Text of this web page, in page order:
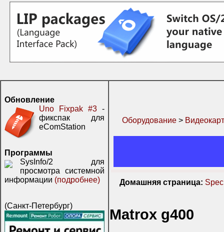
Обновление
Uno Fixpak #3 -
фикспак для
eComStation
Программы
SysInfo/2 для
просмотра системной
информации (подробнее)
(Санкт-Петербург)
Оборудование >
Домашняя страница:
Matrox g400